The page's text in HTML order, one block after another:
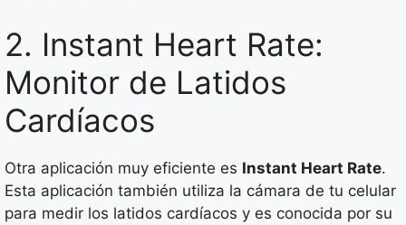
2. Instant Heart Rate:
Monitor de Latidos
Cardíacos
Otra aplicación muy eficiente es Instant Heart Rate.
Esta aplicación también utiliza la cámara de tu celular
para medir los latidos cardíacos y es conocida por su